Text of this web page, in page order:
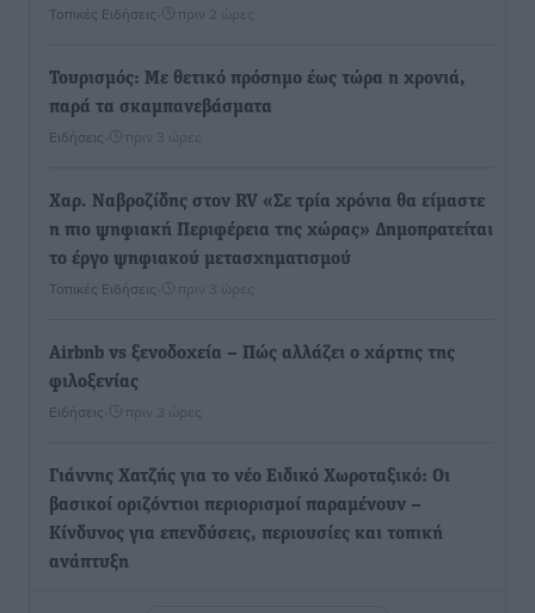
Τοπικές Ειδήσεις πριν 2 ώρες
Τουρισμός: Με θετικό πρόσημο έως τώρα η χρονιά,
παρά τα σκαμπανεβάσματα
Ειδήσεις πριν 3 ώρες
Χαρ. Ναβροζίδης στον RV «Σε τρία χρόνια θα είμαστε
η πιο ψηφιακή Περιφέρεια της χώρας» Δημοπρατείται
το έργο ψηφιακού μετασχηματισμού
Τοπικές Ειδήσεις πριν 3 ώρες
Airbnb vs ξενοδοχεία – Πώς αλλάζει ο χάρτης της
φιλοξενίας
Ειδήσεις πριν 3 ώρες
Γιάννης Χατζής για το νέο Ειδικό Χωροταξικό: Οι
βασικοί οριζόντιοι περιορισμοί παραμένουν –
Κίνδυνος για επενδύσεις, περιουσίες και τοπική
ανάπτυξη